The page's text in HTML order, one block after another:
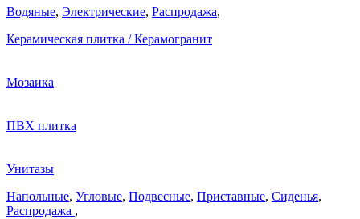
Водяные, Электрические, Распродажа,
Керамическая плитка / Керамогранит
Мозаика
ПВХ плитка
Унитазы
Напольные, Угловые, Подвесные, Приставные, Сиденья,
Распродажа ,